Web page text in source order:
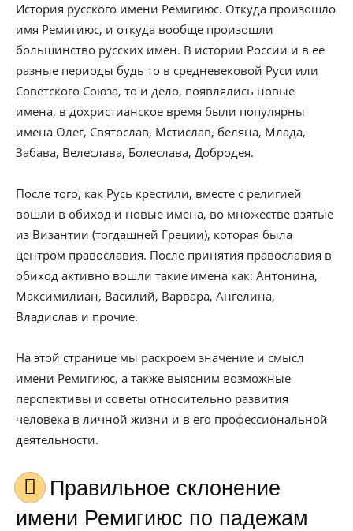
История русского имени Ремигиюс. Откуда произошло
имя Ремигиюс, и откуда вообще произошли
большинство русских имен. В истории России и в её
разные периоды будь то в средневековой Руси или
Советского Союза, то и дело, появлялись новые
имена, в дохристианское время были популярны
имена Олег, Святослав, Мстислав, беляна, Млада,
Забава, Велеслава, Болеслава, Добродея.
После того, как Русь крестили, вместе с религией
вошли в обиход и новые имена, во множестве взятые
из Византии (тогдашней Греции), которая была
центром православия. После принятия православия в
обиход активно вошли такие имена как: Антонина,
Максимилиан, Василий, Варвара, Ангелина,
Владислав и прочие.
На этой странице мы раскроем значение и смысл
имени Ремигиюс, а также выясним возможные
перспективы и советы относительно развития
человека в личной жизни и в его профессиональной
деятельности.
Правильное склонение
имени Ремигиюс по падежам